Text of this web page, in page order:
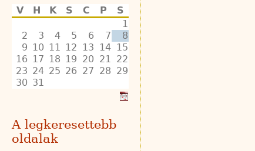
V H K S C P
S
1
2
3 4 5 6 7
8
9 10 11 12 13 14 15
16 17 18 19 20 21
22
23 24 25 26 27 28 29
30 31
A legkeresettebb
oldalak